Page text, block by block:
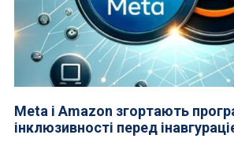
Meta і Amazon згортають
інклюзивності перед